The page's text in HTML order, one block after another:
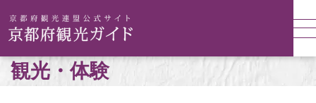
観光・体験